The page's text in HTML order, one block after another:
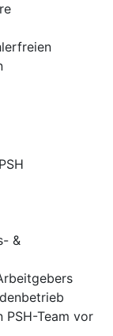
&
PSH-Team vor